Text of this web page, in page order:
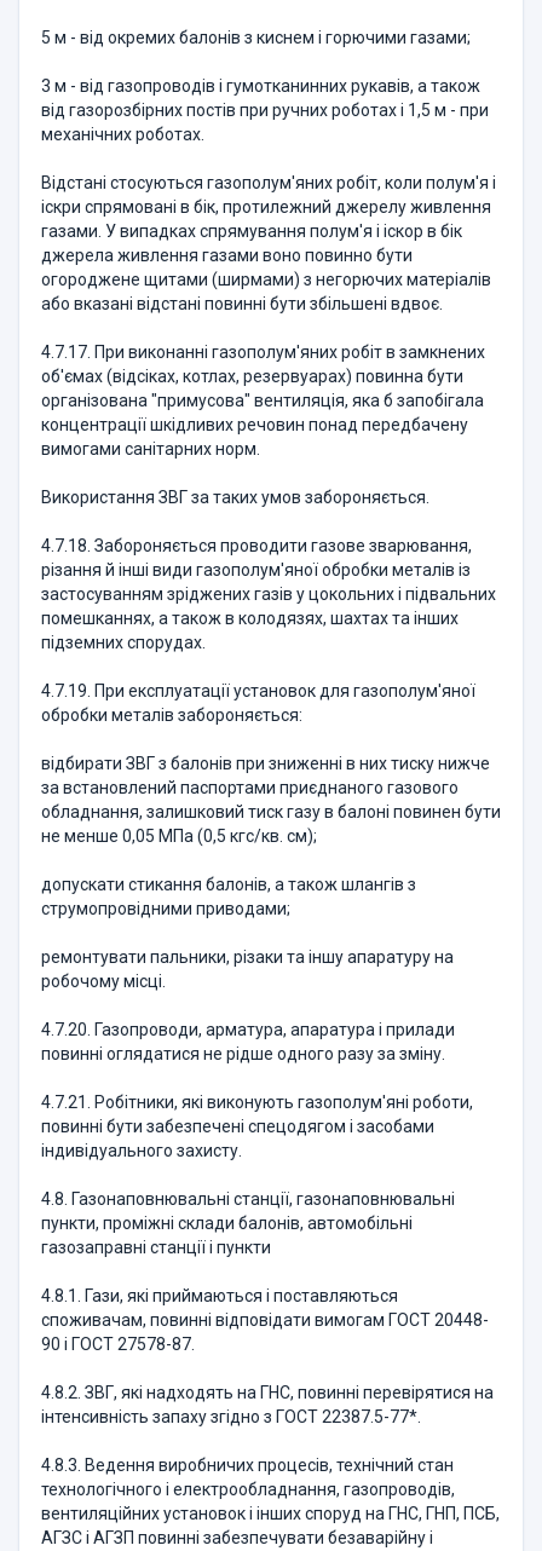
5 м - від окремих балонів з киснем і горючими газами;
3 м - від газопроводів і гумотканинних рукавів, а також
від газорозбірних постів при ручних роботах і 1,5 м - при
механічних роботах.
Відстані стосуються газополум'яних робіт, коли полум'я і
іскри спрямовані в бік, протилежний джерелу живлення
газами. У випадках спрямування полум'я і іскор в бік
джерела живлення газами воно повинно бути
огороджене щитами (ширмами) з негорючих матеріалів
або вказані відстані повинні бути збільшені вдвоє.
4.7.17. При виконанні газополум'яних робіт в замкнених
об'ємах (відсіках, котлах, резервуарах) повинна бути
організована "примусова" вентиляція, яка б запобігала
концентрації шкідливих речовин понад передбачену
вимогами санітарних норм.
Використання ЗВГ за таких умов забороняється.
4.7.18. Забороняється проводити газове зварювання,
різання й інші види газополум'яної обробки металів із
застосуванням зріджених газів у цокольних і підвальних
помешканнях, а також в колодязях, шахтах та інших
підземних спорудах.
4.7.19. При експлуатації установок для газополум'яної
обробки металів забороняється:
відбирати ЗВГ з балонів при зниженні в них тиску нижче
за встановлений паспортами приєднаного газового
обладнання, залишковий тиск газу в балоні повинен бути
не менше 0,05 МПа (0,5 кгс/кв. см);
допускати стикання балонів, а також шлангів з
струмопровідними приводами;
ремонтувати пальники, різаки та іншу апаратуру на
робочому місці.
4.7.20. Газопроводи, арматура, апаратура і прилади
повинні оглядатися не рідше одного разу за зміну.
4.7.21. Робітники, які виконують газополум'яні роботи,
повинні бути забезпечені спецодягом і засобами
індивідуального захисту.
4.8. Газонаповнювальні станції, газонаповнювальні
пункти, проміжні склади балонів, автомобільні
газозаправні станції і пункти
4.8.1. Гази, які приймаються і поставляються
споживачам, повинні відповідати вимогам ГОСТ 20448-
90 і ГОСТ 27578-87.
4.8.2. ЗВГ, які надходять на ГНС, повинні перевірятися на
інтенсивність запаху згідно з ГОСТ 22387.5-77*.
4.8.3. Ведення виробничих процесів, технічний стан
технологічного і електрообладнання, газопроводів,
вентиляційних установок і інших споруд на ГНС, ГНП, ПСБ,
АГЗС і АГЗП повинні забезпечувати безаварійну і